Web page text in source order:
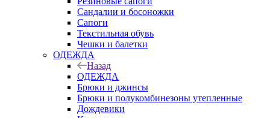
Сандалии и босоножки
Сапоги
Текстильная обувь
Чешки и балетки
ОДЕЖДА
Назад
ОДЕЖДА
Брюки и джинсы
Брюки и полукомбинезоны утепленные
Дождевики